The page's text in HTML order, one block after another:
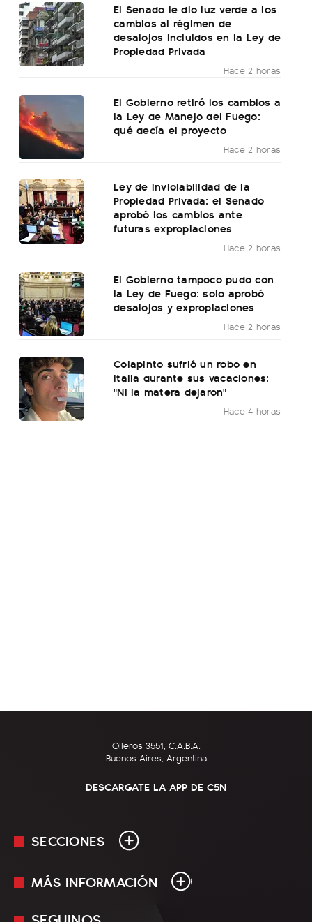
El Senado le dio luz verde a los
cambios al régimen de
desalojos incluidos en la Ley de
Propiedad Privada
Hace 2 horas
El Gobierno retiró los cambios a
la Ley de Manejo del Fuego:
qué decía el proyecto
Hace 2 horas
Ley de Inviolabilidad de la
Propiedad Privada: el Senado
aprobó los cambios ante
futuras expropiaciones
Hace 2 horas
El Gobierno tampoco pudo con
la Ley de Fuego: solo aprobó
desalojos y expropiaciones
Hace 2 horas
Colapinto sufrió un robo en
Italia durante sus vacaciones:
"Ni la matera dejaron"
Hace 4 horas
Olleros 3551, C.A.B.A.
Buenos Aires, Argentina
DESCARGATE LA APP DE C5N
SECCIONES
En Vivo
MÁS INFORMACIÓN